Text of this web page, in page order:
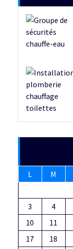
L M
3
4
10
11
17
18